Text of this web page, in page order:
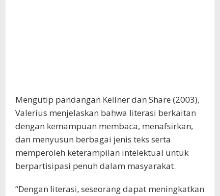
Mengutip pandangan Kellner dan Share (2003),
Valerius menjelaskan bahwa literasi berkaitan
dengan kemampuan membaca, menafsirkan,
dan menyusun berbagai jenis teks serta
memperoleh keterampilan intelektual untuk
berpartisipasi penuh dalam masyarakat.
“Dengan literasi, seseorang dapat meningkatkan